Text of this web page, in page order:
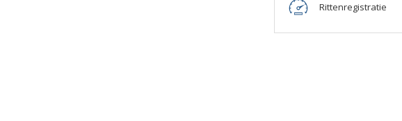
Rittenregistratie